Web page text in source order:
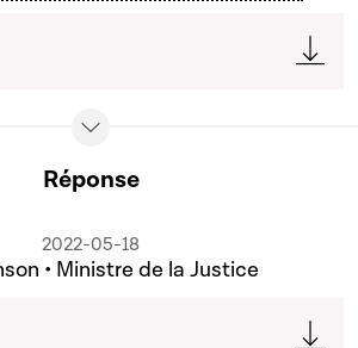
Réponse
2022-05-18
• Ministre de la Justice